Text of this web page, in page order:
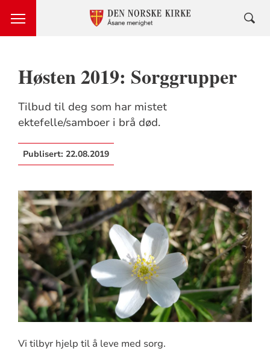
Høsten 2019: Sorggrupper
Tilbud til deg som har mistet
ektefelle/samboer i brå død.
Publisert: 22.08.2019
Vi tilbyr hjelp til å leve med sorg.